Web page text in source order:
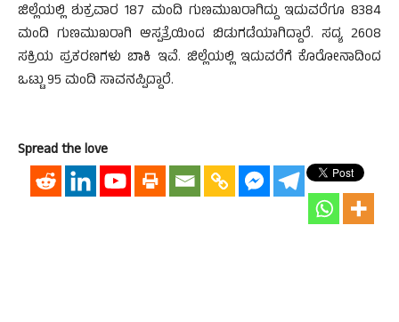
ಜಿಲ್ಲೆಯಲ್ಲಿ ಶುಕ್ರವಾರ 187 ಮಂದಿ ಗುಣಮುಖರಾಗಿದ್ದು ಇದುವರೆಗೂ 8384
ಮಂದಿ ಗುಣಮುಖರಾಗಿ ಆಸ್ಪತ್ರೆಯಿಂದ ಬಿಡುಗಡೆಯಾಗಿದ್ದಾರೆ. ಸದ್ಯ 2608
ಸಕ್ರಿಯ ಪ್ರಕರಣಗಳು ಬಾಕಿ ಇವೆ. ಜಿಲ್ಲೆಯಲ್ಲಿ ಇದುವರೆಗೆ ಕೊರೋನಾದಿಂದ
ಒಟ್ಟು 95 ಮಂದಿ ಸಾವನಪ್ಪಿದ್ದಾರೆ.
Spread the love